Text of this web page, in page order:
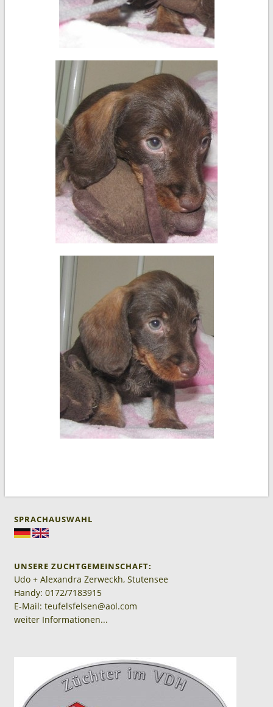
SPRACHAUSWAHL
UNSERE ZUCHTGEMEINSCHAFT:
Udo + Alexandra Zerweckh, Stutensee
Handy: 0172/7183915
E-Mail: teufelsfelsen@aol.com
weiter Informationen...